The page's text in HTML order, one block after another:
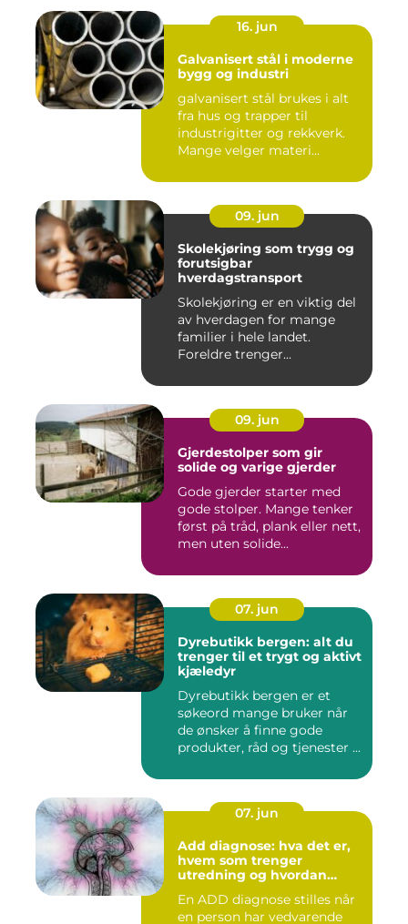
16. jun
Galvanisert stål i moderne
bygg og industri
galvanisert stål brukes i alt
fra hus og trapper til
industrigitter og rekkverk.
Mange velger materi...
09. jun
Skolekjøring som trygg og
forutsigbar
hverdagstransport
Skolekjøring er en viktig del
av hverdagen for mange
familier i hele landet.
Foreldre trenger...
09. jun
Gjerdestolper som gir
solide og varige gjerder
Gode gjerder starter med
gode stolper. Mange tenker
først på tråd, plank eller nett,
men uten solide...
07. jun
Dyrebutikk bergen: alt du
trenger til et trygt og aktivt
kjæledyr
Dyrebutikk bergen er et
søkeord mange bruker når
de ønsker å finne gode
produkter, råd og tjenester ...
07. jun
Add diagnose: hva det er,
hvem som trenger
utredning og hvordan
En ADD diagnose stilles når
en person har vedvarende